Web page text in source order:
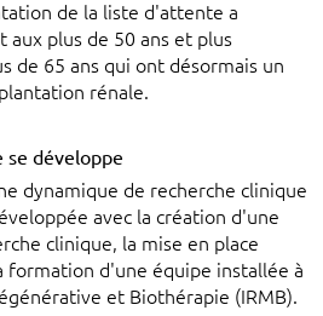
de la liste d'attente a
aux plus de 50 ans et plus
de 65 ans qui ont désormais un
rénale.
se développe
dynamique de recherche clinique
avec la création d'une
clinique, la mise en place
formation d'une équipe installée à
et Biothérapie (IRMB).